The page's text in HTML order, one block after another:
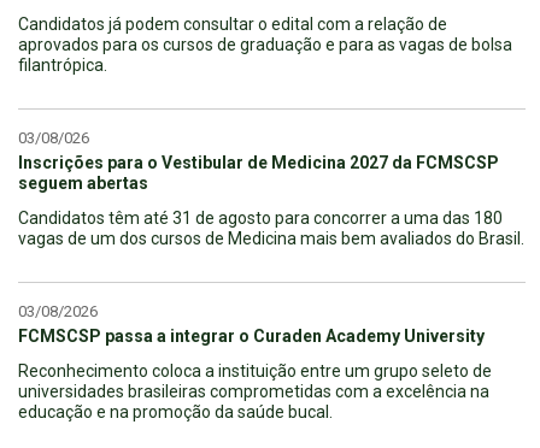
Candidatos já podem consultar o edital com a relação de
aprovados para os cursos de graduação e para as vagas de bolsa
filantrópica.
03/08/026
Inscrições para o Vestibular de Medicina 2027 da FCMSCSP
seguem abertas
Candidatos têm até 31 de agosto para concorrer a uma das 180
vagas de um dos cursos de Medicina mais bem avaliados do Brasil.
03/08/2026
FCMSCSP passa a integrar o Curaden Academy University
Reconhecimento coloca a instituição entre um grupo seleto de
universidades brasileiras comprometidas com a excelência na
educação e na promoção da saúde bucal.